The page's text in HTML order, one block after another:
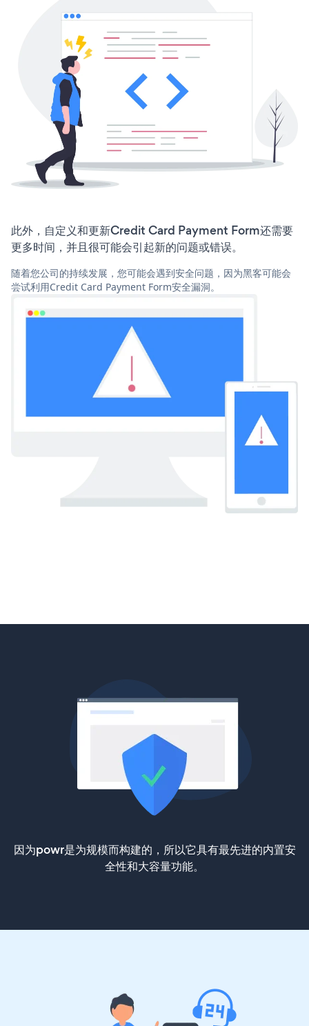
此外，自定义和更新Credit Card Payment Form还需要
更多时间，并且很可能会引起新的问题或错误。
随着您公司的持续发展，您可能会遇到安全问题，因为黑客可能会
尝试利用Credit Card Payment Form安全漏洞。
因为powr是为规模而构建的，所以它具有最先进的内置安
全性和大容量功能。